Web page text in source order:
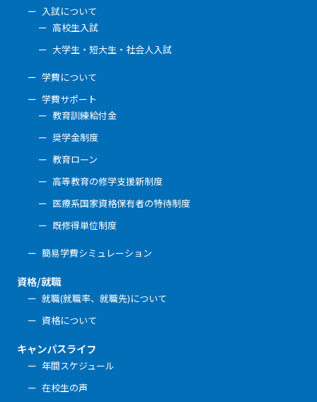
入試について
高校生入試
大学生・短大生・社会人入試
学費について
学費サポート
教育訓練給付金
奨学金制度
教育ローン
高等教育の修学支援新制度
医療系国家資格保有者の特待制度
既修得単位制度
簡易学費シミュレーション
資格/就職
就職(就職率、就職先)について
資格について
キャンパスライフ
年間スケジュール
在校生の声